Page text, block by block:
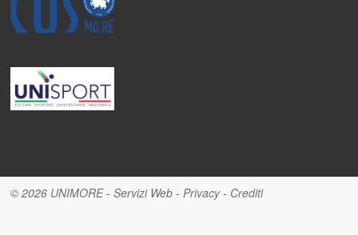
© 2026 UNIMORE-Servizi Web -Privacy- Crediti